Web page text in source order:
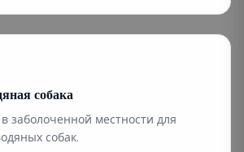
собака
заболоченной местности для
собак.